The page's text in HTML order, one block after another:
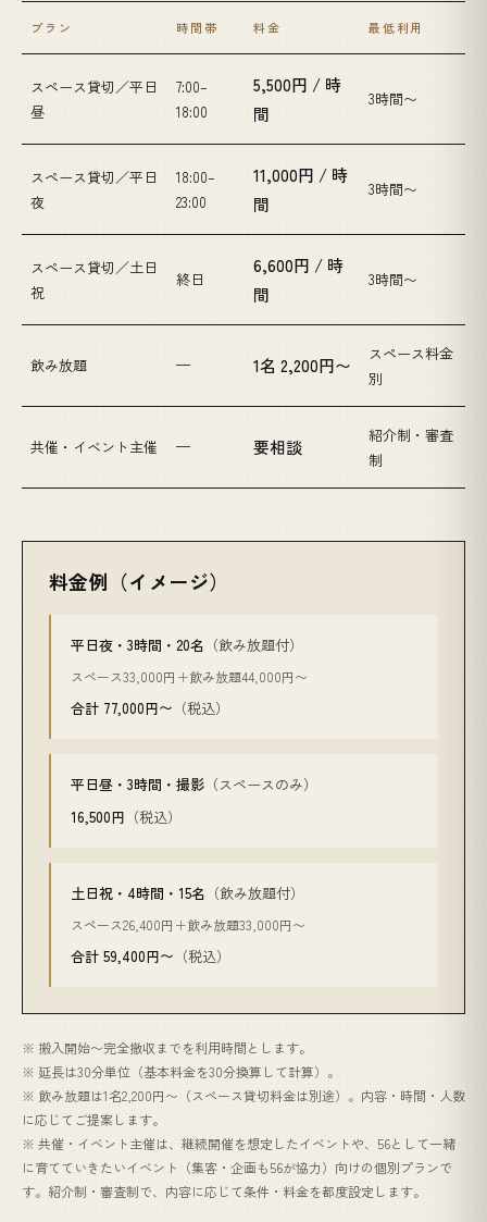
プラン 時間帯 料金 最低利用
スペース貸切／平日
昼
7:00–
18:00
5,500円 / 時
間
3時間〜
スペース貸切／平日
夜
18:00–
23:00
11,000円 / 時
間
3時間〜
スペース貸切／土日
祝
終日
6,600円 / 時
間
3時間〜
飲み放題 — 1名 2,200円〜
スペース料金
別
共催・イベント主催 — 要相談
紹介制・審査
制
料金例（イメージ）
平日夜・3時間・20名 （飲み放題付）
スペース33,000円＋飲み放題44,000円〜
合計 77,000円〜 （税込）
平日昼・3時間・撮影 （スペースのみ）
16,500円 （税込）
土日祝・4時間・15名 （飲み放題付）
スペース26,400円＋飲み放題33,000円〜
合計 59,400円〜 （税込）
※ 搬入開始〜完全撤収までを利用時間とします。
※ 延長は30分単位（基本料金を30分換算して計算）。
※ 飲み放題は1名2,200円〜（スペース貸切料金は別途）。内容・時間・人数
に応じてご提案します。
※ 共催・イベント主催は、継続開催を想定したイベントや、56として一緒
に育てていきたいイベント（集客・企画も56が協力）向けの個別プランで
す。紹介制・審査制で、内容に応じて条件・料金を都度設定します。